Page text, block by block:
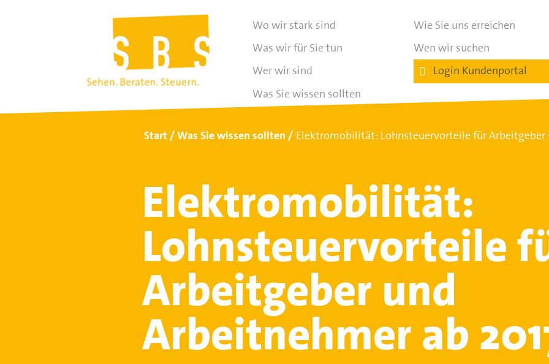
Wo wir stark sind
Was wir für Sie tun
Wer wir sind
Was Sie wissen sollten
Wie Sie uns erreichen
Wen wir suchen
Login Kundenportal
Start Was Sie wissen sollten Elektromobilität: Lohnsteuervorteile für Arbeitgeber
Elektromobilität:
Lohnsteuervorteile
Arbeitgeber und
Arbeitnehmer ab